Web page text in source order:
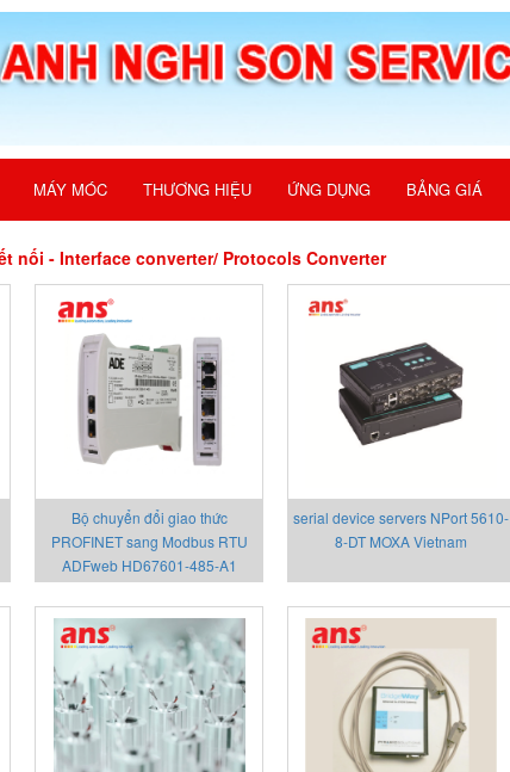
MÁY MÓC THƯƠNG HIỆU ỨNG DỤNG BẢNG GIÁ
nối - Interface converter/ Protocols Converter
Bộ chuyển đổi giao thức
PROFINET sang Modbus RTU
ADFweb HD67601-485-A1
serial device servers NPort 5610-
8-DT MOXA Vietnam